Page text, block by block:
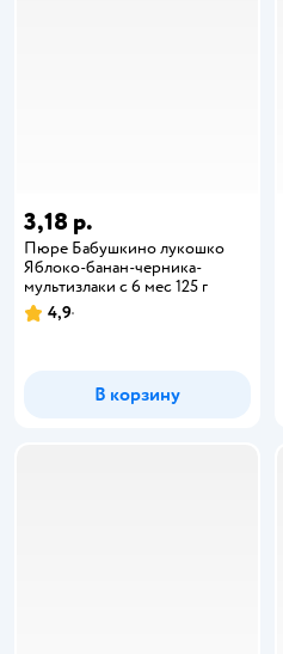
3,18 р.
Пюре Бабушкино лукошко
Яблоко-банан-черника-
мультизлаки с 6 мес 125 г
4,9
В корзину